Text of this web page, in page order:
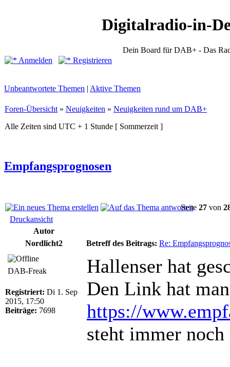
Digitalradio-in-
Dein Board für DAB+ - Das
Anmelden
Registrieren
Unbeantwortete Themen | Aktive Themen
Foren-Übersicht » Neuigkeiten » Neuigkeiten rund um DAB+
Alle Zeiten sind UTC + 1 Stunde [ Sommerzeit ]
Empfangsprognosen
Seite 27 von
Druckansicht
Autor
Nordlicht2
Betreff des Beitrags: Re:
DAB-Freak
Registriert: Di 1. Sep
2015, 17:50
Beiträge: 7698
Hallenser hat
Den Link hat
https://
steht immer